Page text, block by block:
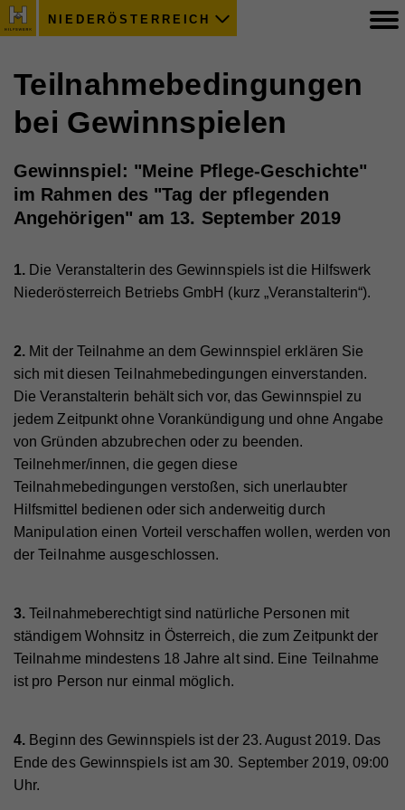
NIEDERÖSTERREICH
Teilnahmebedingungen
bei Gewinnspielen
Gewinnspiel: "Meine Pflege-Geschichte"
im Rahmen des "Tag der pflegenden
Angehörigen" am 13. September 2019
1. Die Veranstalterin des Gewinnspiels ist die Hilfswerk
Niederösterreich Betriebs GmbH (kurz „Veranstalterin“).
2. Mit der Teilnahme an dem Gewinnspiel erklären Sie
sich mit diesen Teilnahmebedingungen einverstanden.
Die Veranstalterin behält sich vor, das Gewinnspiel zu
jedem Zeitpunkt ohne Vorankündigung und ohne Angabe
von Gründen abzubrechen oder zu beenden.
Teilnehmer/innen, die gegen diese
Teilnahmebedingungen verstoßen, sich unerlaubter
Hilfsmittel bedienen oder sich anderweitig durch
Manipulation einen Vorteil verschaffen wollen, werden von
der Teilnahme ausgeschlossen.
3.Teilnahmeberechtigt sind natürliche Personen mit
ständigem Wohnsitz in Österreich, die zum Zeitpunkt der
Teilnahme mindestens 18 Jahre alt sind. Eine Teilnahme
ist pro Person nur einmal möglich.
4. Beginn des Gewinnspiels ist der 23. August 2019. Das
Ende des Gewinnspiels ist am 30. September 2019, 09:00
Uhr.